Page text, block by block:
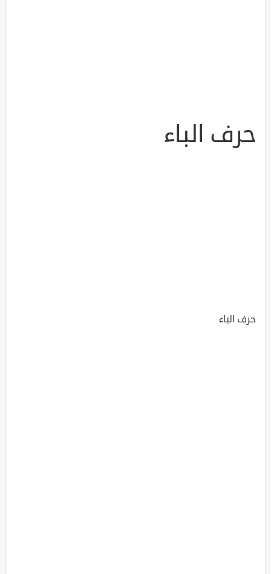
حرف الباء
حرف الباء